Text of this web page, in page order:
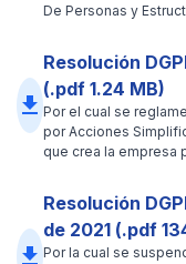
De Personas y
file_download
Resolución
(.pdf 1.24 MB)
Por el cual se
por Acciones
que crea la empresa
file_download
Resolución
de 2021 (.pdf
Por la cual se